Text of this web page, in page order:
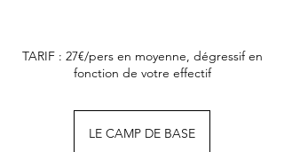
TARIF : 27€/pers en moyenne, dégressif en
fonction de votre effectif
LE CAMP DE BASE